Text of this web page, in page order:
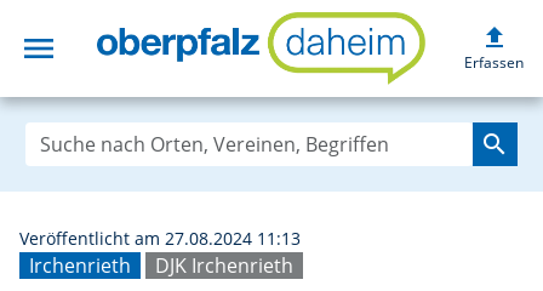
menu Line-Dance-
upload
Erfassen
search
Irchenrieth DJK Irchenrieth
Veröffentlicht am 27.08.2024 11:13